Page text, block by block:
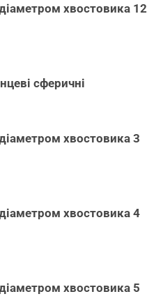
хвостовика 12
сферичні
хвостовика 3
хвостовика 4
хвостовика 5